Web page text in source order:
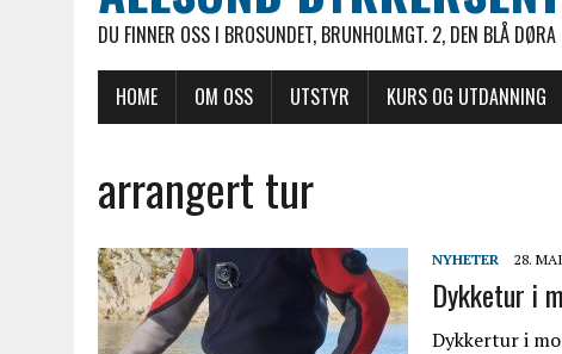
DU FINNER OSS I BROSUNDET, BRUNHOLMGT. 2, DEN BLÅ DØRA
HOME OM OSS UTSTYR KURS OG UTDANNING
arrangert tur
NYHETER 28.
Dykketur i
Dykkertur i